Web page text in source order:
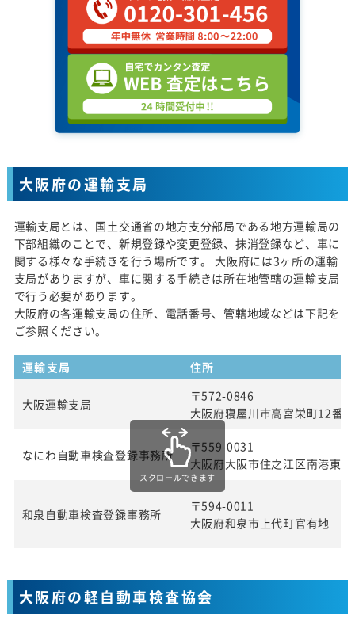
大阪府の運輸支局
運輸支局とは、国土交通省の地方支分部局である地方運輸局の
下部組織のことで、新規登録や変更登録、抹消登録など、車に
関する様々な手続きを行う場所です。 大阪府には3ヶ所の運輸
支局がありますが、車に関する手続きは所在地管轄の運輸支局
で行う必要があります。
大阪府の各運輸支局の住所、電話番号、管轄地域などは下記を
ご参照ください。
運輸支局 住所
大阪運輸支局
〒572-0846
大阪府寝屋川市高宮栄町12番1
なにわ自動車検査登録事務所
〒559-0031
大阪府大阪市住之江区南港東3
和泉自動車検査登録事務所
〒594-0011
大阪府和泉市上代町官有地
スクロールできます
大阪府の軽自動車検査協会